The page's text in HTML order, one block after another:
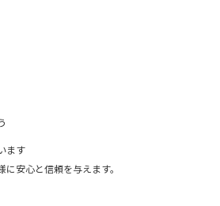
ます
安心と信頼を与えます。